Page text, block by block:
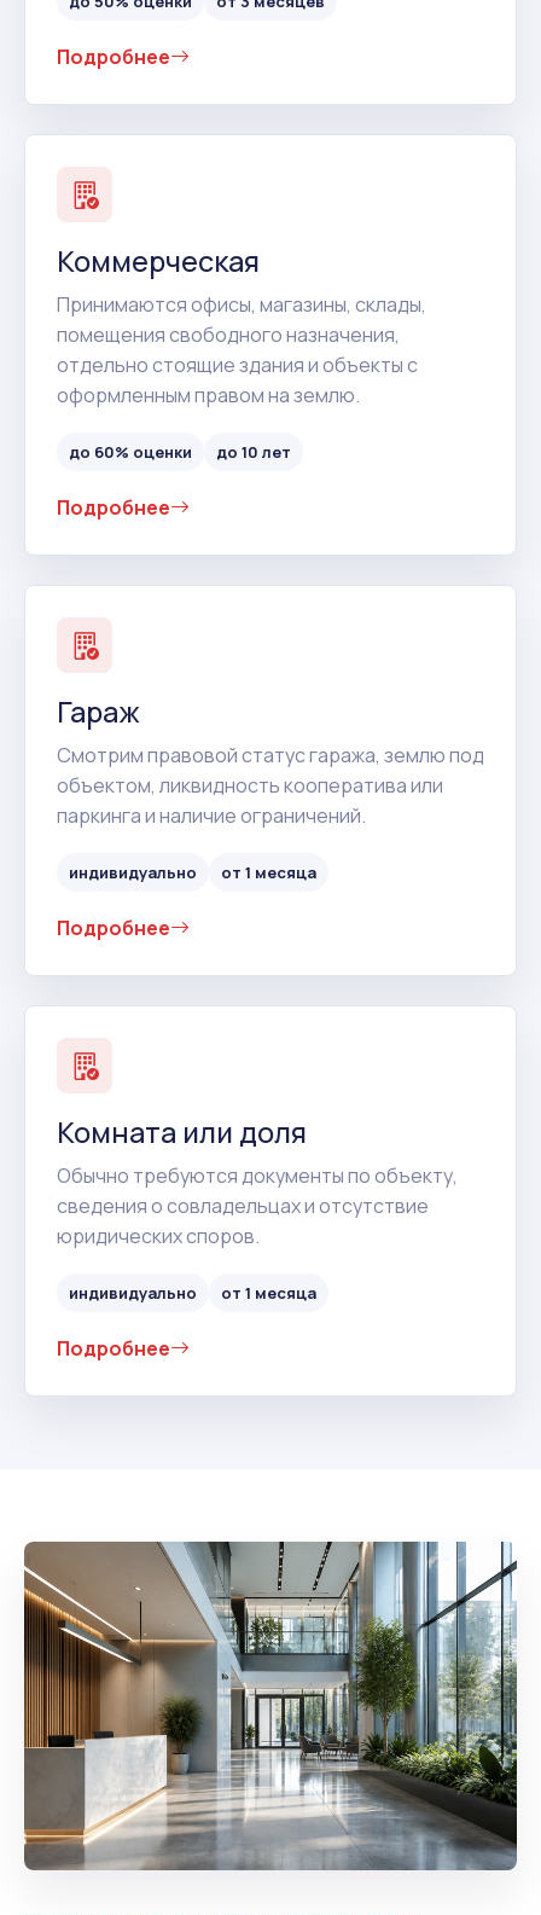
Подробнее
Коммерческая
Принимаются офисы, магазины, склады,
помещения свободного назначения,
отдельно стоящие здания и объекты с
оформленным правом на землю.
до 60% оценки до 10 лет
Подробнее
Гараж
Смотрим правовой статус гаража, землю под
объектом, ликвидность кооператива или
паркинга и наличие ограничений.
индивидуально от 1 месяца
Подробнее
Комната или доля
Обычно требуются документы по объекту,
сведения о совладельцах и отсутствие
юридических споров.
индивидуально от 1 месяца
Подробнее